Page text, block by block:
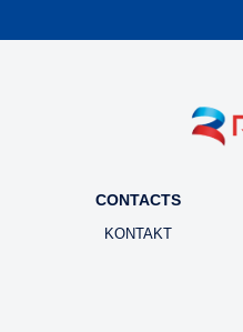
CONTACTS
KONTAKT